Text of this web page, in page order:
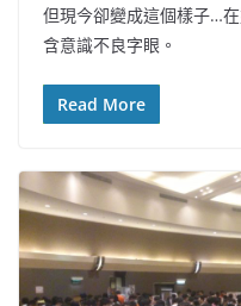
但現今卻變成這個樣子…
含意識不良字眼。
Read More